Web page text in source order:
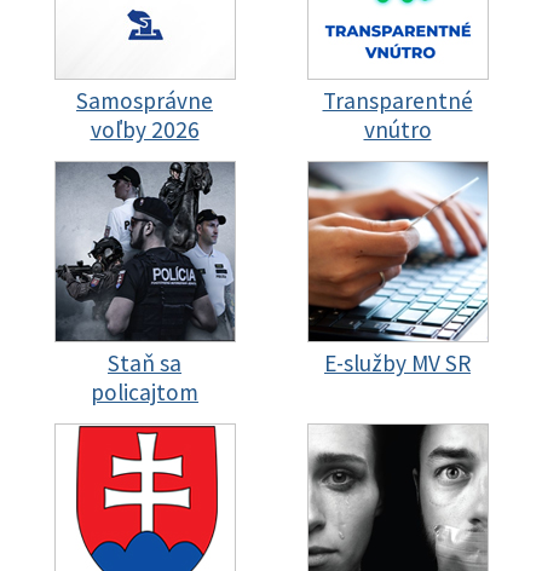
Samosprávne
voľby 2026
Transparentné
vnútro
Staň sa
policajtom
E-služby MV SR